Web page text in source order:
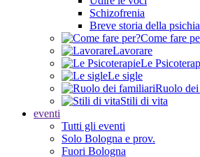
Schizofrenia
Breve storia della
Come fare
Lavorare
Le
Le sigle
Ruolo
Stili di vita
eventi
Tutti gli eventi
Solo Bologna e prov.
Fuori Bologna